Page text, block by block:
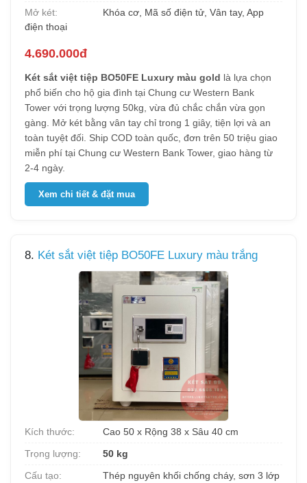
Mở két:
Khóa cơ, Mã số điện tử, Vân tay, App
điện thoại
4.690.000đ
Két sắt việt tiệp BO50FE Luxury màu gold là lựa chọn
phổ biến cho hộ gia đình tại Chung cư Western Bank
Tower với trọng lượng 50kg, vừa đủ chắc chắn vừa gọn
gàng. Mở két bằng vân tay chỉ trong 1 giây, tiện lợi và an
toàn tuyệt đối. Ship COD toàn quốc, đơn trên 50 triệu giao
miễn phí tại Chung cư Western Bank Tower, giao hàng từ
2-4 ngày.
Xem chi tiết & đặt mua
8. Két sắt việt tiệp BO50FE Luxury màu trắng
Kích thước:
Cao 50 x Rộng 38 x Sâu 40 cm
Trọng lượng:
50 kg
Cấu tạo:
Thép nguyên khối chống cháy, sơn 3 lớp